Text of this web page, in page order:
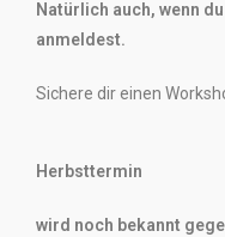
Natürlich auch, wenn
anmeldest.
Sichere dir einen
Herbsttermin
wird noch bekannt